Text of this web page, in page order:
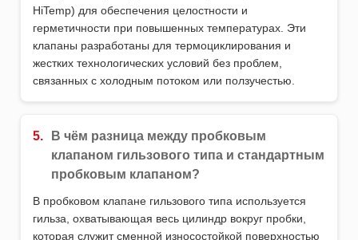
HiTemp) для обеспечения целостности и
герметичности при повышенных температурах. Эти
клапаны разработаны для термоциклирования и
жестких технологических условий без проблем,
связанных с холодным потоком или ползучестью.
5.
В чём разница между пробковым
клапаном гильзового типа и стандартным
пробковым клапаном?
В пробковом клапане гильзового типа используется
гильза, охватывающая весь цилиндр вокруг пробки,
которая служит сменной износостойкой поверхностью